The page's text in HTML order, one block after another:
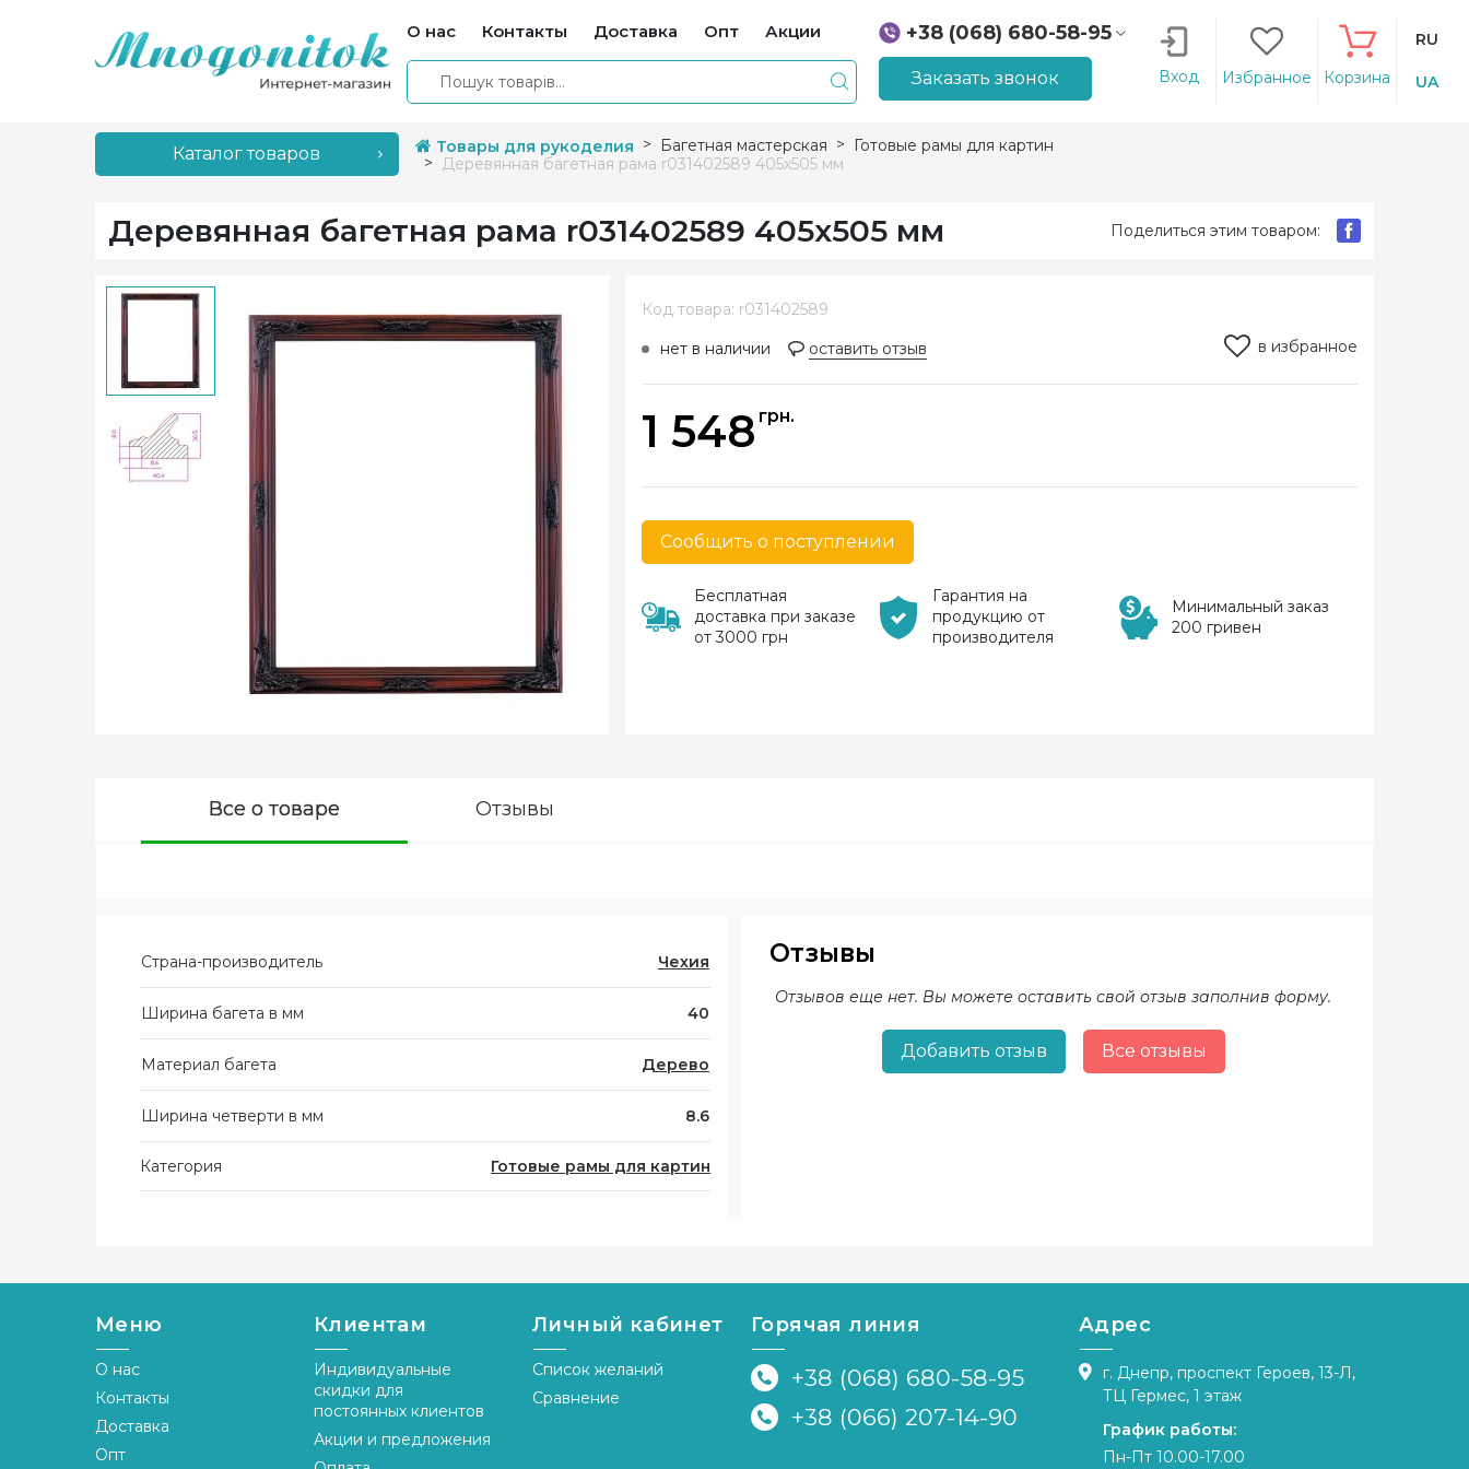
О нас Контакты Доставка Опт Акции
+38 (068) 680-58-95
+38 (066) 207-14-90
Заказать звонок Вход Избранное Корзина
RU
UA
Каталог товаров Товары для рукоделия Багетная мастерская
Готовые рамы для картин
Деревянная багетная рама r031402589 405х505 мм
Деревянная багетная рама r031402589 405х505 мм Поделиться этим товаром:
Код товара: r031402589
нет в наличии
оставить отзыв в избранное
1 548 грн.
Сообщить о поступлении
Бесплатная
доставка при заказе
от 3000 грн
Гарантия на
продукцию от
производителя
Минимальный заказ
200 гривен
Все о товаре Отзывы
Страна-производитель Чехия
Ширина багета в мм 40
Материал багета Дерево
Ширина четверти в мм 8.6
Категория Готовые рамы для картин
Отзывы
Отзывов еще нет. Вы можете оставить свой отзыв заполнив форму.
Добавить отзыв Все отзывы
Меню
О нас
Контакты
Доставка
Опт
Клиентам
Индивидуальные
скидки для
постоянных клиентов
Акции и предложения
Личный кабинет
Список желаний
Сравнение
Горячая линия
+38 (068) 680-58-95
+38 (066) 207-14-90
Адрес
г. Днепр, проспект Героев, 13-Л,
ТЦ Гермес, 1 этаж
График работы:
Пн-Пт 10.00-17.00